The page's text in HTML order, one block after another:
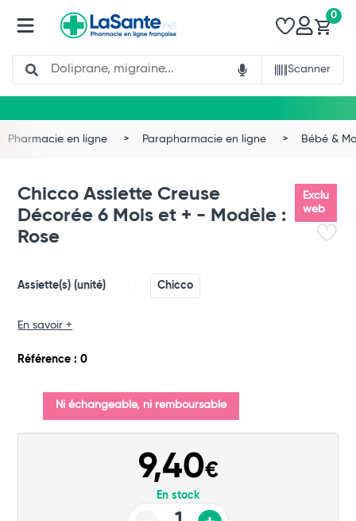
Search
Scanner
0
Total
Pharmacie en ligne Parapharmacie en ligne Bébé &
Exclu
web
Chicco Assiette Creuse
Décorée 6 Mois et + - Modèle :
Rose
Assiette(s) (unité) Chicco
En savoir +
Référence : 0
Ni échangeable, ni remboursable
9,40€
En stock